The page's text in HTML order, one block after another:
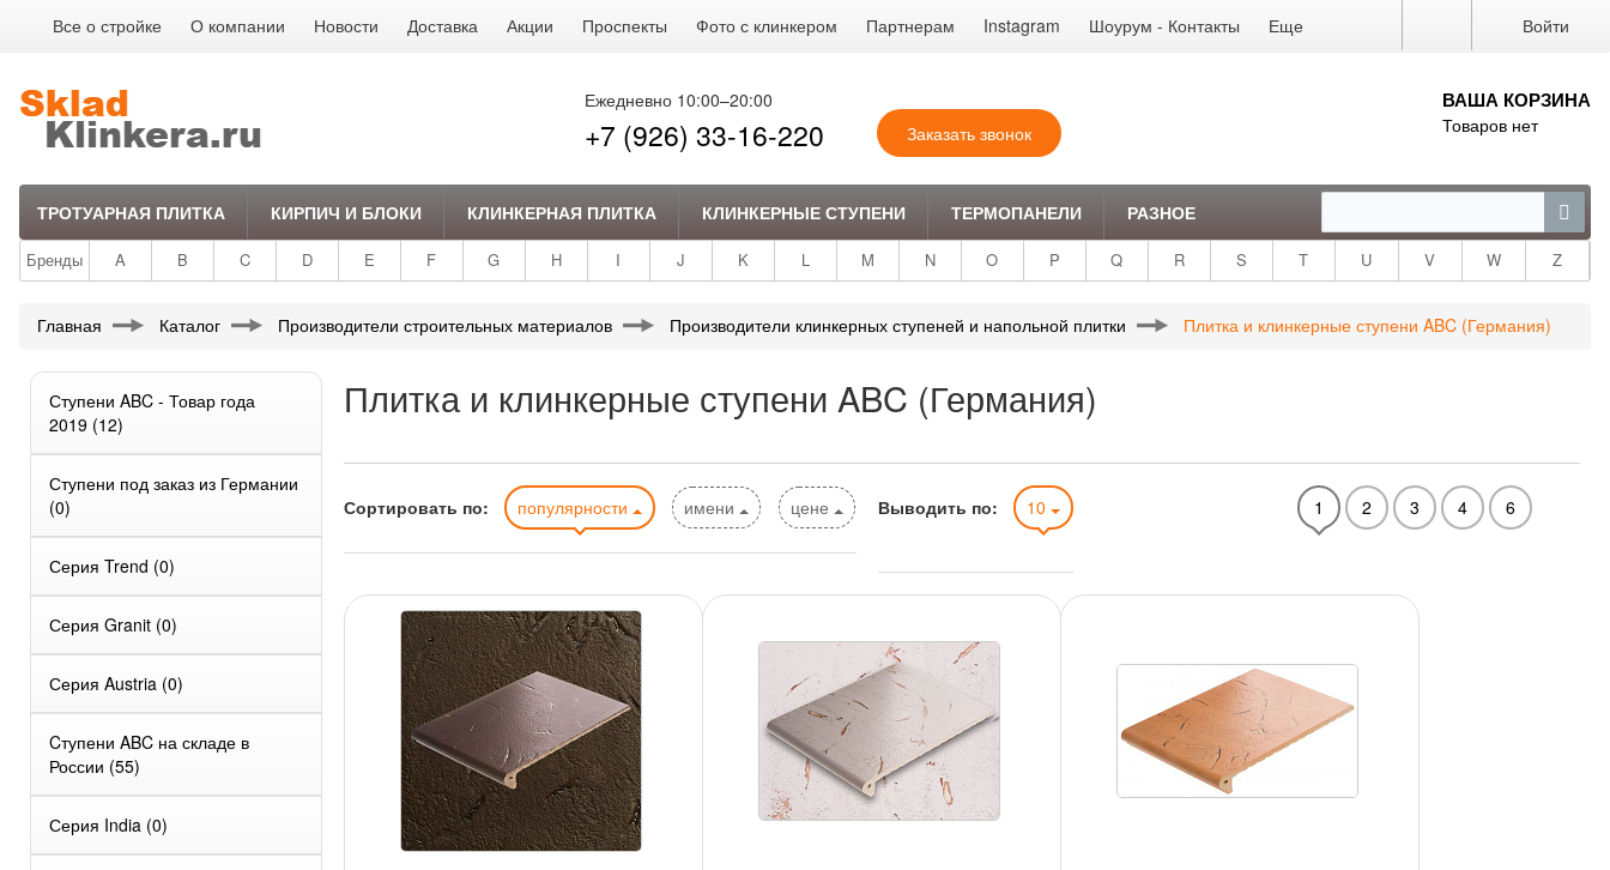
Войти
Все о стройке О компании Новости Доставка Акции Проспекты Фото с клинкером Партнерам Instagram Шоурум - Контакты Еще
ВАША КОРЗИНА
Товаров нет
Ежедневно 10:00–20:00
+7 (926) 33-16-220 Заказать звонок
ТРОТУАРНАЯ ПЛИТКА КИРПИЧ И БЛОКИ КЛИНКЕРНАЯ ПЛИТКА КЛИНКЕРНЫЕ СТУПЕНИ ТЕРМОПАНЕЛИ РАЗНОЕ
Бренды A B C D E F G H I J K L M N O P Q R S T U V W Z
Главная Каталог Производители строительных материалов Производители клинкерных ступеней и напольной плитки Плитка и клинкерные ступени ABC (Германия)
Ступени ABC - Товар года
2019 (12)
Ступени под заказ из Германии
(0)
Серия Trend (0)
Серия Granit (0)
Серия Austria (0)
Cтупени ABC на складе в
России (55)
Серия India (0)
Плитка и клинкерные ступени ABC (Германия)
Сортировать по: популярности имени цене Выводить по: 10 1 2 3 4 6